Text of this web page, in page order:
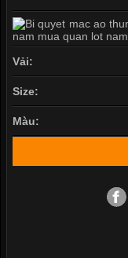
Vải:
Size:
Màu: